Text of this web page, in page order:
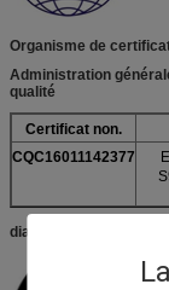
Organisme de
Administration
qualité
Certificat non.
CQC16011142377
diagramme de